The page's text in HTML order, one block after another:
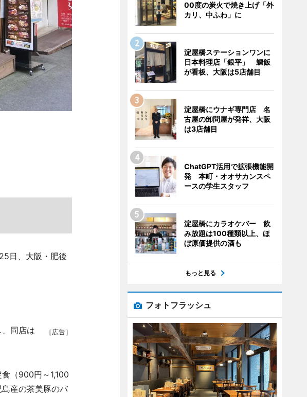
日、大阪・肥後
［広告］
同店は
（900円～1,100
産の茶美豚のバ
00度の炭火で焼き上げ「外
カリ、中ふわ」に
淀屋橋ステーションワンに
日本料理店「銀平」 鯛飯
が看板、大阪は5店舗目
淀屋橋にウナギ専門店 名
古屋の卸問屋が発祥、大阪
は3店舗目
ChatGPT活用で拡張機能開
発 本町・オオサカンスペ
ースの学生スタッフ
淀屋橋にカラオケバー 飲
み放題は100種類以上、ほ
ぼ原価提供の酒も
もっと見る
フォトフラッシュ